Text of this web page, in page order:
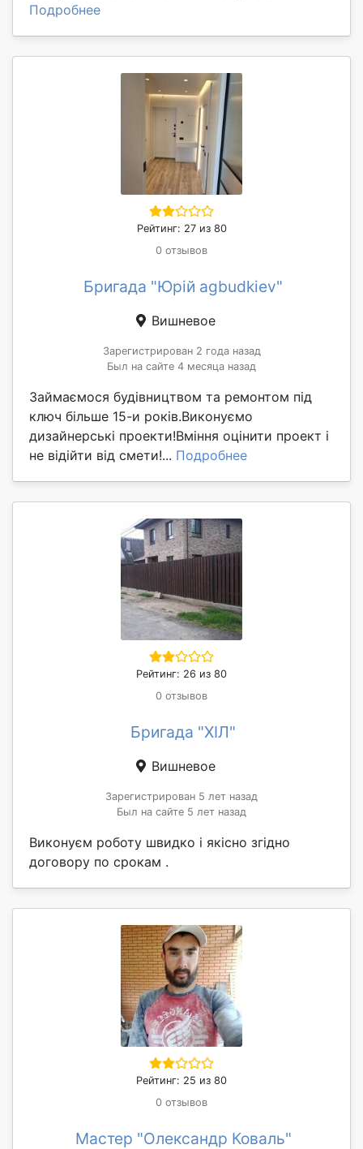
Подробнее
Рейтинг: 27 из 80
0 отзывов
Бригада "Юрій agbudkiev"
Вишневое
Зарегистрирован 2 года назад
Был на сайте 4 месяца назад
Займаємося будівництвом та ремонтом під
ключ більше 15-и років.Виконуємо
дизайнерські проекти!Вміння оцінити проект і
не відійти від смети!... Подробнее
Рейтинг: 26 из 80
0 отзывов
Бригада "ХІЛ"
Вишневое
Зарегистрирован 5 лет назад
Был на сайте 5 лет назад
Виконуєм роботу швидко і якісно згідно
договору по срокам .
Рейтинг: 25 из 80
0 отзывов
Мастер "Олександр Коваль"